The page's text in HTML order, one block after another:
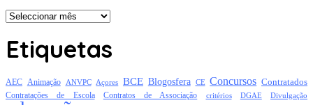
Arquivo
Etiquetas
AEC Animação ANVPC Açores BCE Blogosfera CE Concursos Contratados
Contratações de Escola Contratos de Associação critérios DGAE Divulgação